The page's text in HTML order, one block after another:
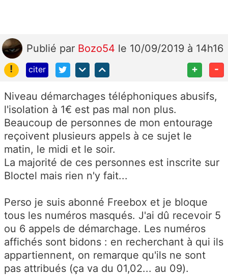
Publié par Bozo54 le 10/09/2019 à 14h16
!
citer + -
Niveau démarchages téléphoniques abusifs,
l'isolation à 1€ est pas mal non plus.
Beaucoup de personnes de mon entourage
reçoivent plusieurs appels à ce sujet le
matin, le midi et le soir.
La majorité de ces personnes est inscrite sur
Bloctel mais rien n'y fait...
Perso je suis abonné Freebox et je bloque
tous les numéros masqués. J'ai dû recevoir 5
ou 6 appels de démarchage. Les numéros
affichés sont bidons : en recherchant à qui ils
appartiennent, on remarque qu'ils ne sont
pas attribués (ça va du 01,02... au 09).